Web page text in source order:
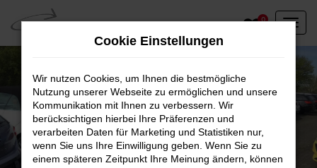
Zum
Hauptinhalt
springen
0
Cookie Einstellungen
Wir nutzen Cookies, um Ihnen die bestmögliche
Nutzung unserer Webseite zu ermöglichen und unsere
Kommunikation mit Ihnen zu verbessern. Wir
berücksichtigen hierbei Ihre Präferenzen und
verarbeiten Daten für Marketing und Statistiken nur,
wenn Sie uns Ihre Einwilligung geben. Wenn Sie zu
einem späteren Zeitpunkt Ihre Meinung ändern, können